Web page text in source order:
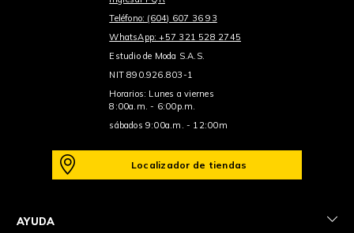
Teléfono: (604) 607 36 93
WhatsApp: +57 321 528 2745
Estudio de Moda S.A.S.
NIT 890.926.803-1
Horarios: Lunes a viernes
8:00a.m. - 6:00p.m.
sábados 9:00a.m. - 12:00m
Localizador de tiendas
AYUDA +